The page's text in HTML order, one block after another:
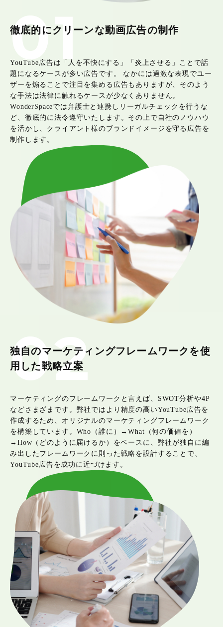
徹底的にクリーンな動画広告の制作
01
YouTube広告は「人を不快にする」「炎上させる」ことで話
題になるケースが多い広告です。 なかには過激な表現でユー
ザーを煽ることで注目を集める広告もありますが、そのよう
な手法は法律に触れるケースが少なくありません。
WonderSpaceでは弁護士と連携しリーガルチェックを行うな
ど、徹底的に法令遵守いたします。その上で自社のノウハウ
を活かし、クライアント様のブランドイメージを守る広告を
制作します。
独自のマーケティングフレームワークを使
用した戦略立案
02
マーケティングのフレームワークと言えば、SWOT分析や4P
などさまざまです。弊社ではより精度の高いYouTube広告を
作成するため、オリジナルのマーケティングフレームワーク
を構築しています。Who（誰に）→What（何の価値を）
→How（どのように届けるか）をベースに、弊社が独自に編
み出したフレームワークに則った戦略を設計することで、
YouTube広告を成功に近づけます。